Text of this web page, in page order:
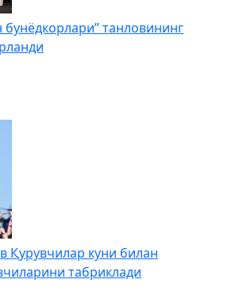
бунёдкорлари” танловининг
Қурувчилар куни билан
табриклади